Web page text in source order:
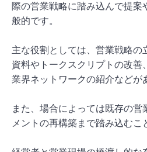
際の営業戦略に踏み込んで提案
般的です。
主な役割としては、営業戦略の
資料やトークスクリプトの改善
業界ネットワークの紹介などが
また、場合によっては既存の営
メントの再構築まで踏み込むこ